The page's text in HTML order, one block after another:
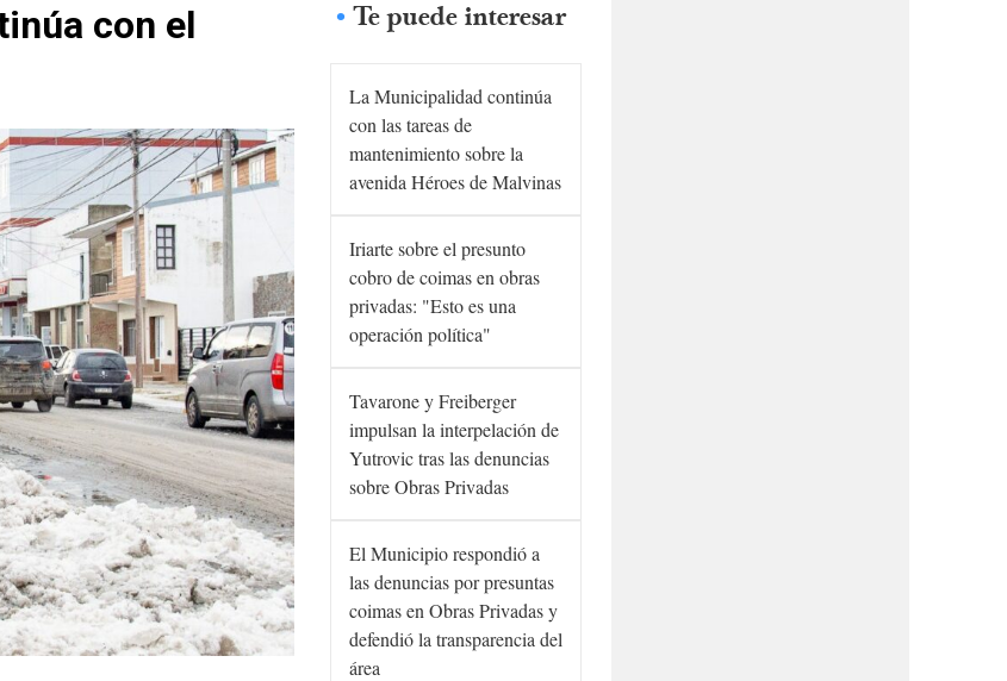
con el
Te puede interesar
La Municipalidad continúa
con las tareas de
mantenimiento sobre la
avenida Héroes de Malvinas
Iriarte sobre el presunto
cobro de coimas en obras
privadas: "Esto es una
operación política"
Tavarone y Freiberger
impulsan la interpelación de
Yutrovic tras las denuncias
sobre Obras Privadas
El Municipio respondió a
las denuncias por presuntas
coimas en Obras Privadas y
defendió la transparencia del
área